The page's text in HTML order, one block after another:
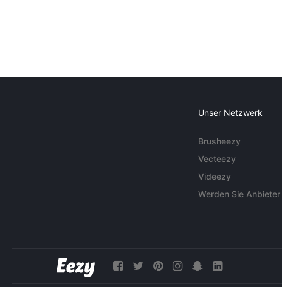
Unser Netzwerk
Brusheezy
Vecteezy
Videezy
Werden Sie Anbieter